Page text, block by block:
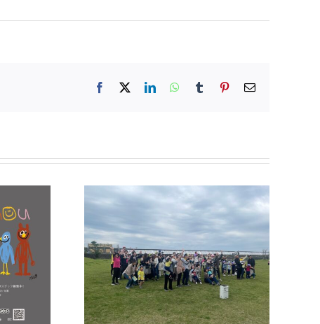
Facebook LinkedInWhatsApp
Tumblr Pinterest
電
子遠足 令和8年度 七夕夏祭り